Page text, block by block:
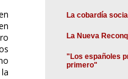
La cobardía
La Nueva
"Los españoles
primero"